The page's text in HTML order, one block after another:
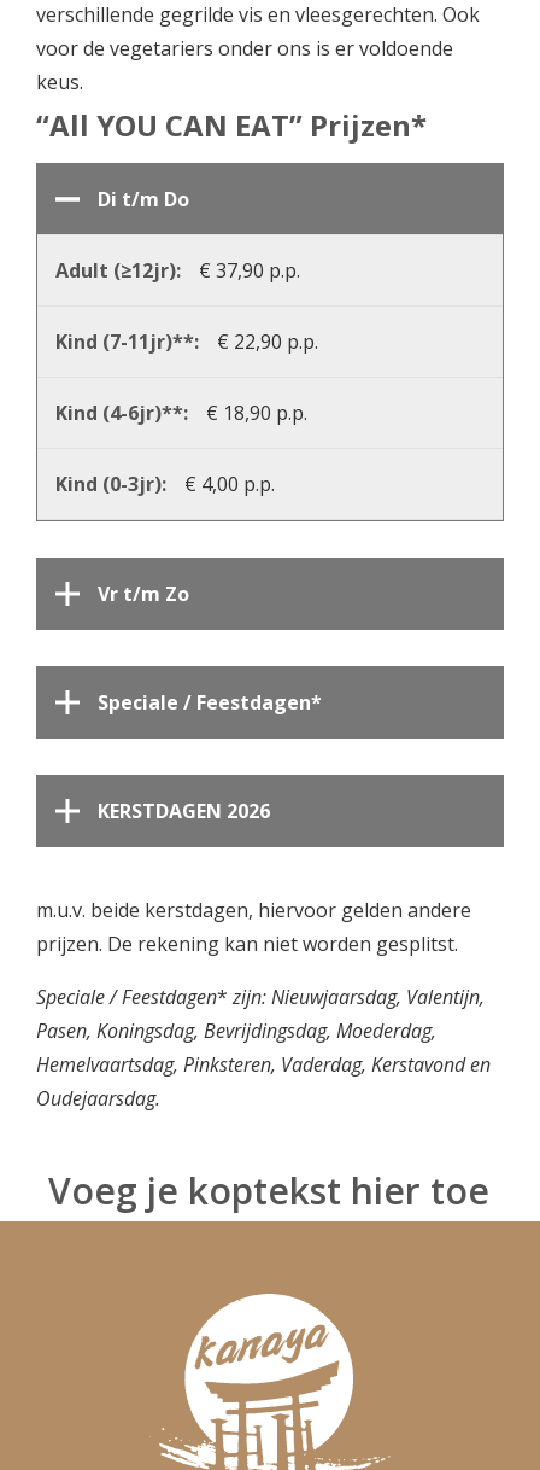
verschillende gegrilde vis en vleesgerechten. Ook
voor de vegetariers onder ons is er voldoende
keus.
“All YOU CAN EAT” Prijzen*
Di t/m Do
€ 37,90 p.p.
€ 22,90 p.p.
€ 18,90 p.p.
€ 4,00 p.p.
Vr t/m Zo
Speciale / Feestdagen*
KERSTDAGEN 2026
m.u.v. beide kerstdagen, hiervoor gelden andere
prijzen. De rekening kan niet worden gesplitst.
Speciale / Feestdagen*zijn: Nieuwjaarsdag, Valentijn,
Pasen, Koningsdag, Bevrijdingsdag, Moederdag,
Hemelvaartsdag, Pinksteren, Vaderdag, Kerstavond en
Oudejaarsdag.
Voeg je koptekst hier toe